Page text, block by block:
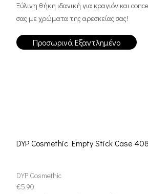
Ξύλινη θήκη ιδανική για κραγιόν και
σας με χρώματα της αρεσκείας σας!
Προσωρινά Εξαντλημένο
DYP Cosmethic Empty Stick Case
DYP Cosmethic
€5.90